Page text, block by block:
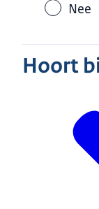
Nee
Hoort